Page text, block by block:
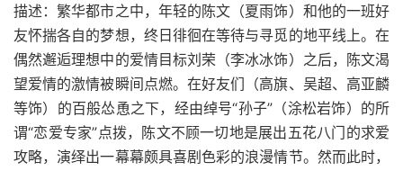
描述：繁华都市之中，年轻的陈文（夏雨饰）和他的一班好
友怀揣各自的梦想，终日徘徊在等待与寻觅的地平线上。在
偶然邂逅理想中的爱情目标刘荣（李冰冰饰）之后，陈文渴
望爱情的激情被瞬间点燃。在好友们（高旗、吴超、高亚麟
等饰）的百般怂恿之下，经由绰号“孙子”（涂松岩饰）的所
谓“恋爱专家”点拨，陈文不顾一切地是展出五花八门的求爱
攻略，演绎出一幕幕颇具喜剧色彩的浪漫情节。然而此时，